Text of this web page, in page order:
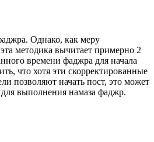
Однако, как меру
методика вычитает примерно 2
времени фаджра для начала
что хотя эти скорректированные
позволяют начать пост, это может
выполнения намаза фаджр.